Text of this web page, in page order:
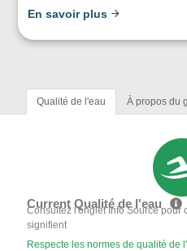
En savoir plus
Qualité de l'eau À propos du
Current Qualité de l'eau
Consultez l'onglet Info Source pour
signifient
Respecte les normes de qualité de